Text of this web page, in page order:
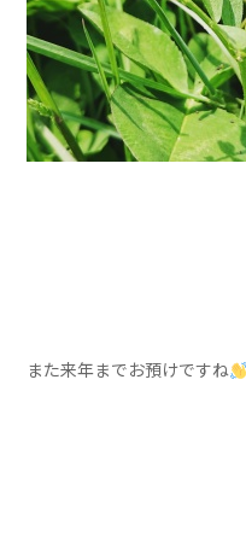
また来年までお預けですね